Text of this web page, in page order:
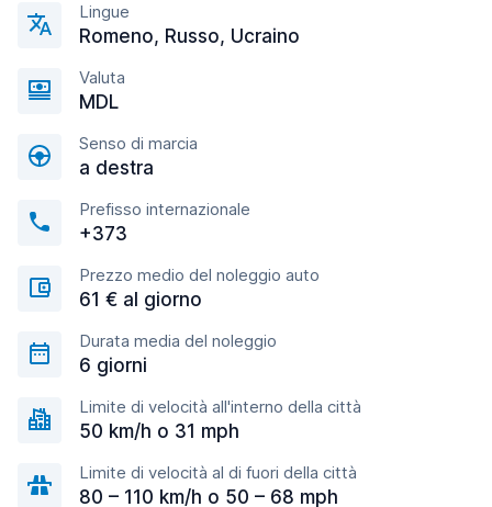
Lingue
Romeno, Russo, Ucraino
Valuta
MDL
Senso di marcia
a destra
Prefisso internazionale
+373
Prezzo medio del noleggio auto
61 € al giorno
Durata media del noleggio
6 giorni
Limite di velocità all'interno della città
50 km/h o 31 mph
Limite di velocità al di fuori della città
80 – 110 km/h o 50 – 68 mph